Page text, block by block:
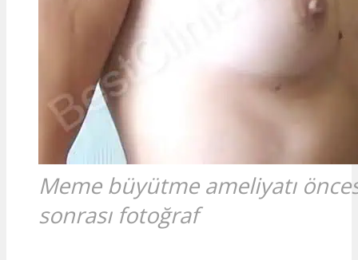
Meme büyütme ameliyatı
sonrası fotoğraf